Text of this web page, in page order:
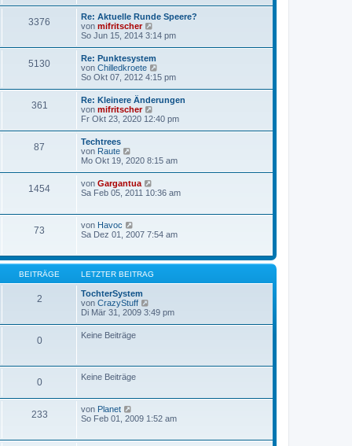
r
B
i
a
g
s
t
e
r
B
e
i
t
g
3376
Re: Aktuelle Runde Speere?
von mifritscher
e
s
t
e
r
B
i
t
g
So Jun 15, 2014 3:14 pm
5130
Re: Punktesystem
von Chilledkroete
e
s
t
e
r
i
t
a
g
So Okt 07, 2012 4:15 pm
361
Re: Kleinere Änderungen
von mifritscher
e
t
e
r
e
t
a
g
Fr Okt 23, 2020 12:40 pm
87
Techtrees
von Raute
e
s
t
r
B
e
t
r
a
g
Mo Okt 19, 2020 8:15 am
1454 von Gargantua
e
t
e
B
e
i
t
g
Sa Feb 05, 2011 10:36 am
73 von Havoc
e
s
t
r
B
e
i
t
r
Sa Dez 01, 2007 7:54 am
BEITRÄGE LETZTER BEITRAG
2
TochterSystem
von CrazyStuff
e
r
i
r
a
Di Mär 31, 2009 3:49 pm
0 Keine Beiträge
0 Keine Beiträge
233 von Planet
e
So Feb 01, 2009 1:52 am